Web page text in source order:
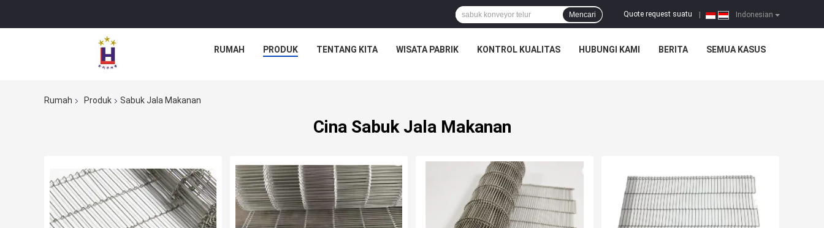
Indonesian
Quote request suatu
Mencari
RUMAH PRODUK TENTANG KITA WISATA PABRIK KONTROL KUALITAS HUBUNGI KAMI BERITA SEMUA KASUS
Rumah Produk Sabuk Jala Makanan
Cina Sabuk Jala Makanan